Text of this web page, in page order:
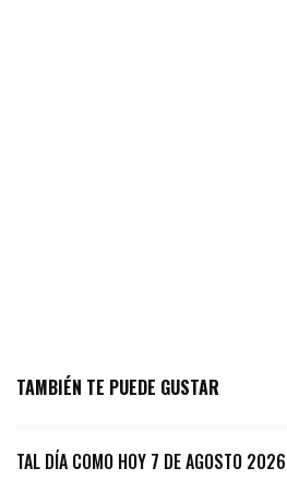
TAMBIÉN TE PUEDE GUSTAR
TAL DÍA COMO HOY 7 DE AGOSTO 2026